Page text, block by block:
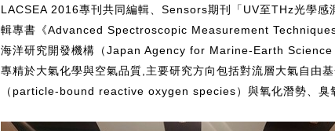
LACSEA 2016專刊共同編輯、Sensors期刊「UV至THz光學
輯專書《Advanced Spectroscopic Measurement
海洋研究開發機構（Japan Agency for Marine-Earth
專精於大氣化學與空氣品質,主要研究方向包括對流層大氣自由
（particle-bound reactive oxygen species）與氧化潛勢、臭